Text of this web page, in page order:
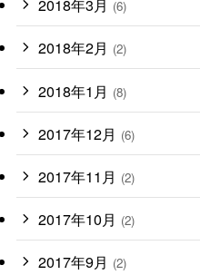
2018年3月 (6)
2018年2月 (2)
2018年1月 (8)
2017年12月 (6)
2017年11月 (2)
2017年10月 (2)
2017年9月 (2)